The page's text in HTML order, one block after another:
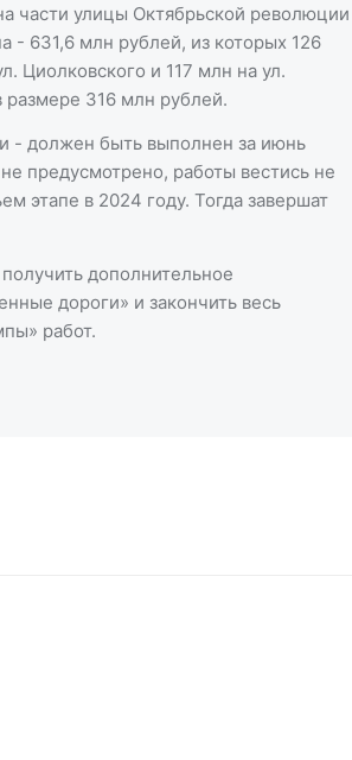
части улицы Октябрьской революции
- 631,6 млн рублей, из которых 126
Циолковского и 117 млн на ул.
размере 316 млн рублей.
- должен быть выполнен за июнь
предусмотрено, работы вестись не
этапе в 2024 году. Тогда завершат
дополнительное
дороги» и закончить весь
работ.